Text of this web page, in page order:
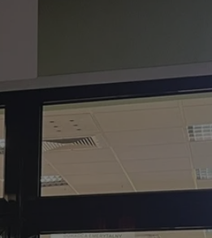
sesji.
usługę Cookie-
pliki cookie. Jest
Script.com
dla ich
dotyczące
i
że ich
w przyszłych